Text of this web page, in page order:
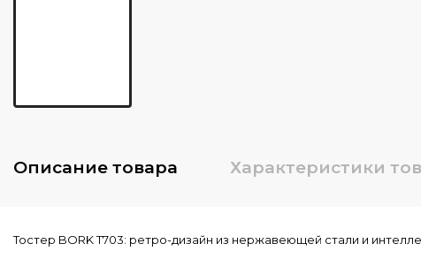
Описание товара Характеристики
Тостер BORK T703: ретро-дизайн из нержавеющей стали и